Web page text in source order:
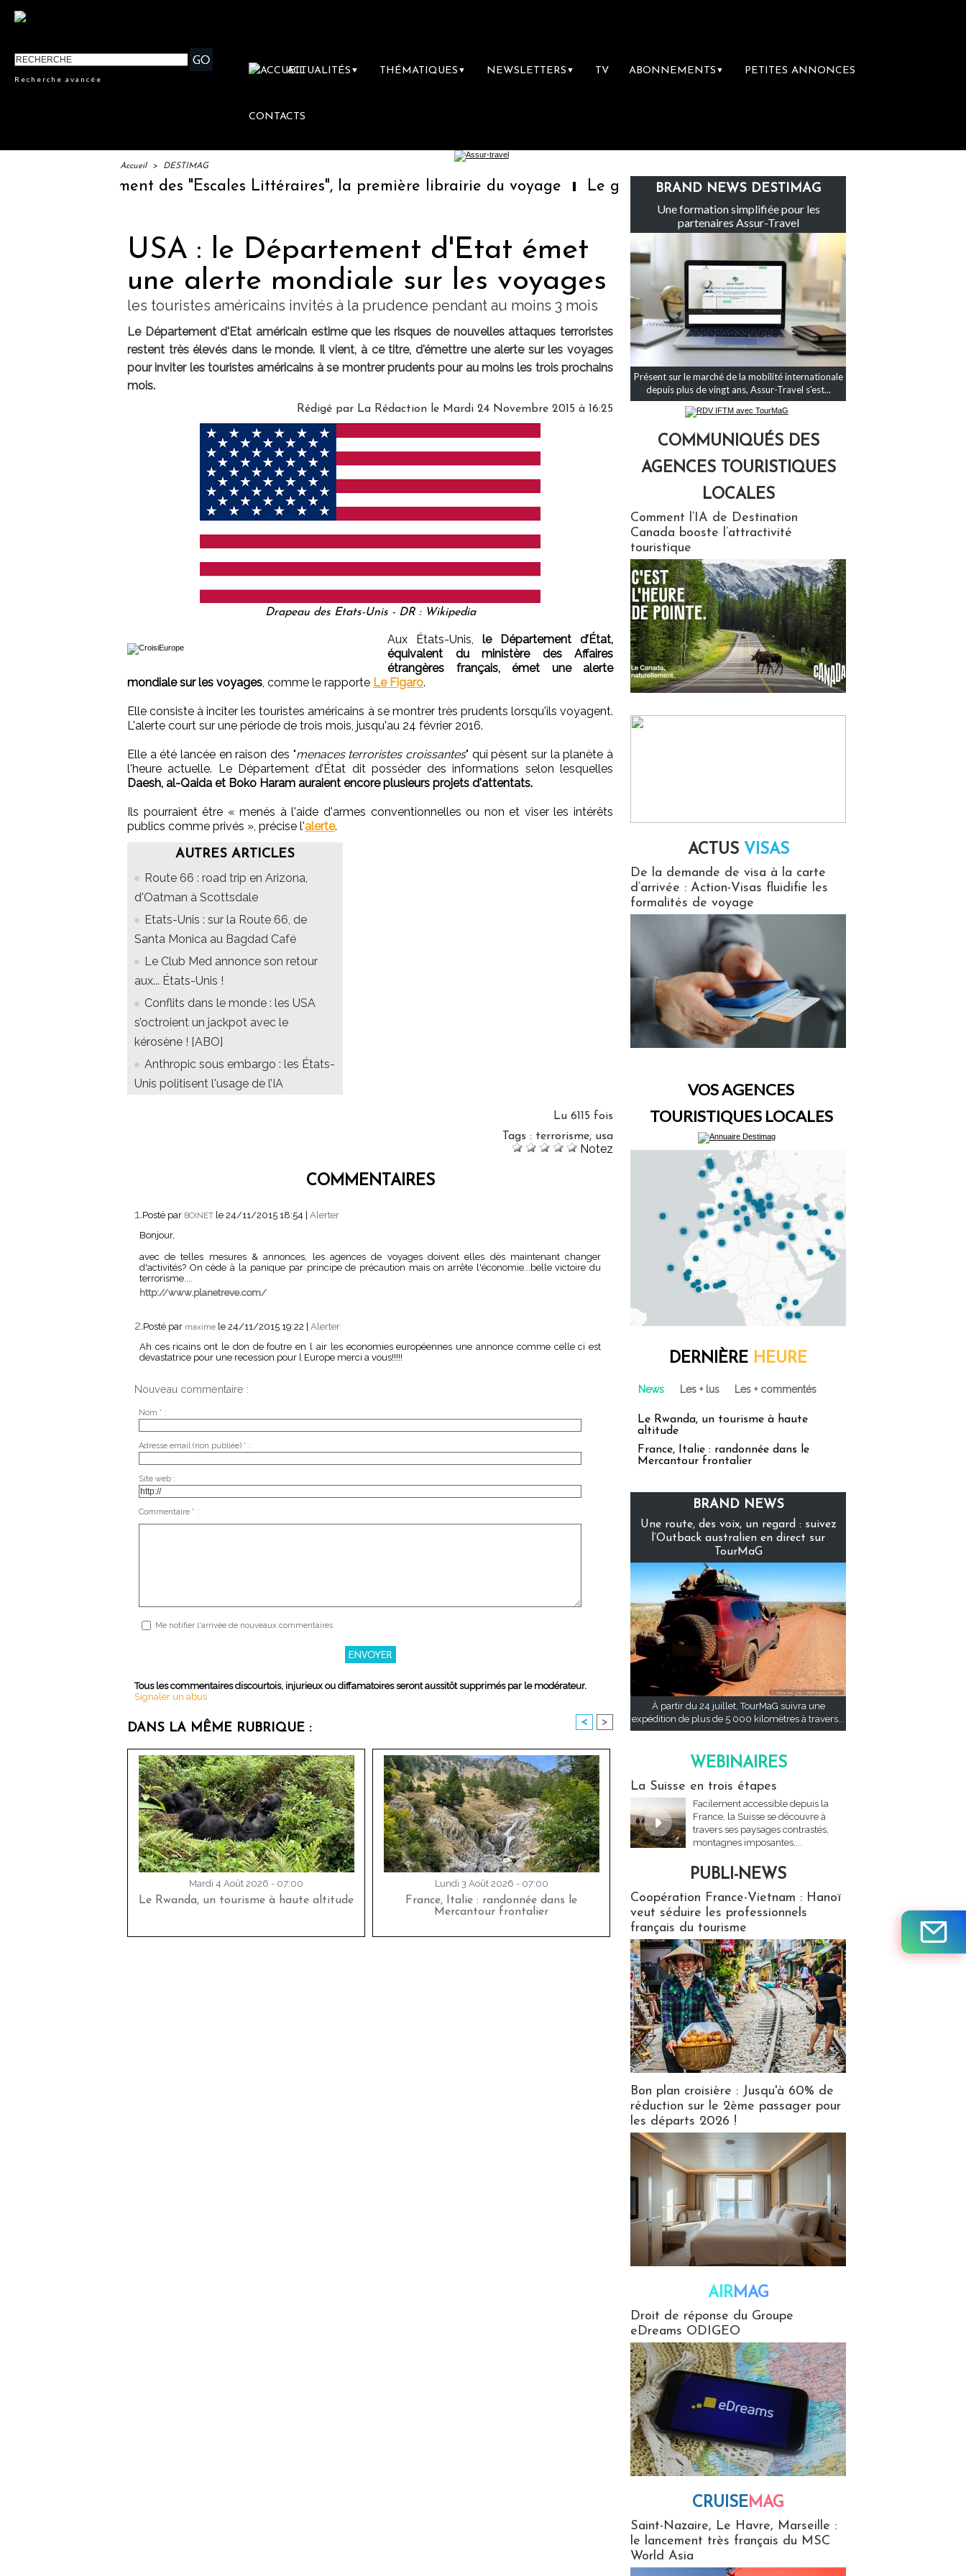
Recherche avancée
ACTUALITÉS ▼ THÉMATIQUES ▼ NEWSLETTERS ▼ TV ABONNEMENTS ▼ PETITES ANNONCES
CONTACTS
Accueil > DESTIMAG
IFTM : lancement des "Escales Littéraires", la première librairie du voyage Le groupe Sainte-Claire rachète Eden Tour
USA : le Département d'Etat émet
une alerte mondiale sur les voyages
les touristes américains invités à la prudence pendant au moins 3 mois
Le Département d'Etat américain estime que les risques de nouvelles attaques terroristes
restent très élevés dans le monde. Il vient, à ce titre, d'émettre une alerte sur les voyages
pour inviter les touristes américains à se montrer prudents pour au moins les trois prochains
mois.
Rédigé par La Rédaction le Mardi 24 Novembre 2015 à 16:25
Drapeau des Etats-Unis - DR : Wikipedia
Aux États-Unis, le Département d’État,
équivalent du ministère des Affaires
étrangères français, émet une alerte
mondiale sur les voyages, comme le rapporte Le Figaro.
Elle consiste à inciter les touristes américains à se montrer très prudents lorsqu'ils voyagent.
L'alerte court sur une période de trois mois, jusqu'au 24 février 2016.
Elle a été lancée en raison des "menaces terroristes croissantes" qui pèsent sur la planète à
l'heure actuelle. Le Département d’État dit posséder des informations selon lesquelles
Daesh, al-Qaida et Boko Haram auraient encore plusieurs projets d'attentats.
Ils pourraient être « menés à l'aide d'armes conventionnelles ou non et viser les intérêts
publics comme privés », précise l'alerte.
AUTRES ARTICLES
Route 66 : road trip en Arizona,
d'Oatman à Scottsdale
Etats-Unis : sur la Route 66, de
Santa Monica au Bagdad Café
Le Club Med annonce son retour
aux... États-Unis !
Conflits dans le monde : les USA
s’octroient un jackpot avec le
kérosène ! [ABO]
Anthropic sous embargo : les États-
Unis politisent l'usage de l’IA
Lu 6115 fois
Tags : terrorisme, usa
Notez
COMMENTAIRES
1.Posté par BOINET le 24/11/2015 18:54
Alerter
Bonjour,
avec de telles mesures & annonces, les agences de voyages doivent elles dès maintenant changer
d'activités? On cède à la panique par principe de précaution mais on arrête l'économie...belle victoire du
terrorisme....
http://www.planetreve.com/
2.Posté par maxime le 24/11/2015 19:22
Alerter
Ah ces ricains ont le don de foutre en l air les economies européennes une annonce comme celle ci est
devastatrice pour une recession pour l Europe merci a vous!!!!!
Nouveau commentaire :
Nom * :
Adresse email (non publiée) * :
Site web :
Commentaire * :
Me notifier l'arrivée de nouveaux commentaires
Tous les commentaires discourtois, injurieux ou diffamatoires seront aussitôt supprimés par le modérateur.
Signaler un abus
DANS LA MÊME RUBRIQUE : < >
Mardi 4 Août 2026 - 07:00
Le Rwanda, un tourisme à haute altitude
Lundi 3 Août 2026 - 07:00
France, Italie : randonnée dans le
Mercantour frontalier
BRAND NEWS DESTIMAG
Une formation simplifiée pour les
partenaires Assur-Travel
Présent sur le marché de la mobilité internationale
depuis plus de vingt ans, Assur-Travel s'est...
COMMUNIQUÉS DES
AGENCES TOURISTIQUES
LOCALES
Comment l’IA de Destination
Canada booste l’attractivité
touristique
ACTUS VISAS
De la demande de visa à la carte
d’arrivée : Action-Visas fluidifie les
formalités de voyage
VOS AGENCES
TOURISTIQUES LOCALES
DERNIÈRE HEURE
News Les + lus Les + commentés
Le Rwanda, un tourisme à haute
altitude
France, Italie : randonnée dans le
Mercantour frontalier
BRAND NEWS
Une route, des voix, un regard : suivez
l’Outback australien en direct sur
TourMaG
À partir du 24 juillet, TourMaG suivra une
expédition de plus de 5 000 kilomètres à travers...
WEBINAIRES
La Suisse en trois étapes
Facilement accessible depuis la
France, la Suisse se découvre à
travers ses paysages contrastés,
montagnes imposantes,...
PUBLI-NEWS
Coopération France-Vietnam : Hanoï
veut séduire les professionnels
français du tourisme
Bon plan croisière : Jusqu'à 60% de
réduction sur le 2ème passager pour
les départs 2026 !
AIRMAG
Droit de réponse du Groupe
eDreams ODIGEO
CRUISEMAG
Saint-Nazaire, Le Havre, Marseille :
le lancement très français du MSC
World Asia